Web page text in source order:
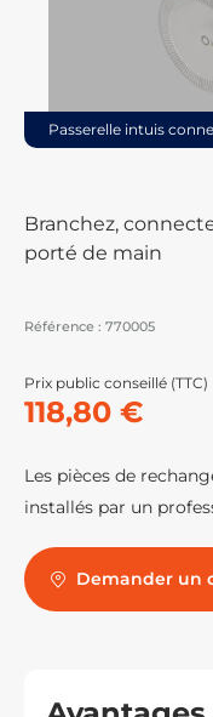
Passerelle intuis
Branchez,
porté de main
Référence : 770005
Prix public conseillé (TTC)
118,80 €
Les pièces de
installés par un
Demander un